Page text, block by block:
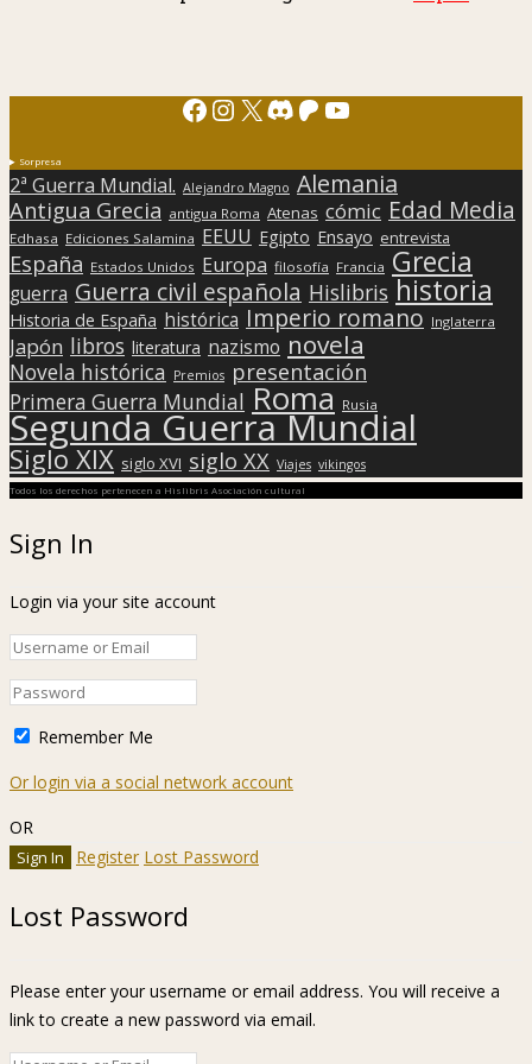
Facebook
Instagram
X Discord
Patreon
YouTube
Sorpresa
2ª Guerra Mundial. Alejandro Magno Alemania
Antigua Grecia antigua Roma Atenas cómic Edad Media
Edhasa Ediciones Salamina EEUU Egipto Ensayo entrevista
España Estados Unidos Europa filosofía Francia Grecia
guerra Guerra civil española Hislibris historia
Historia de España histórica Imperio romano Inglaterra
Japón libros literatura nazismo novela
Novela histórica Premios presentación
Primera Guerra Mundial Roma Rusia
Segunda Guerra Mundial
Siglo XIX siglo XVI siglo XX Viajes vikingos
Todos los derechos pertenecen a Hislibris Asociación cultural
Sign In
Login via your site account
Remember Me
Or login via a social network account
OR
Register Lost Password
Lost Password
Please enter your username or email address. You will receive a
link to create a new password via email.